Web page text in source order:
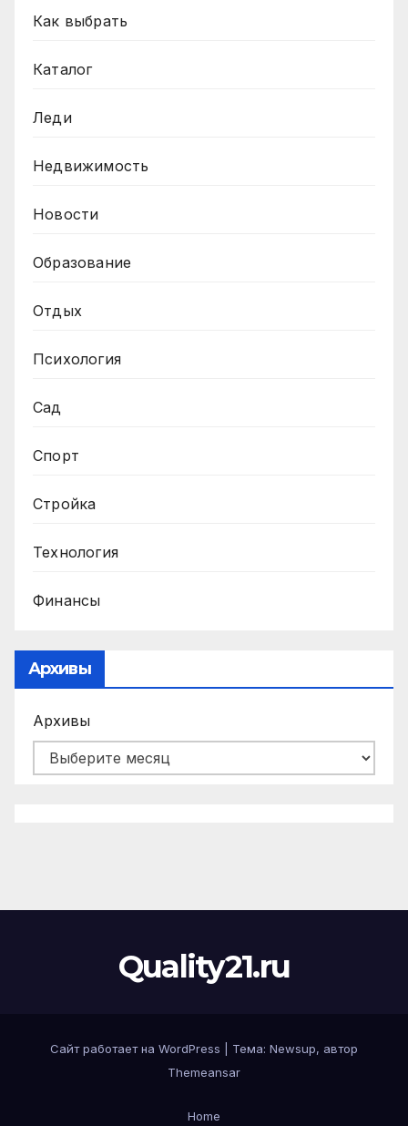
Как выбрать
Каталог
Леди
Недвижимость
Новости
Образование
Отдых
Психология
Сад
Спорт
Стройка
Технология
Финансы
Архивы
Архивы
Quality21.ru
Сайт работает на WordPress Тема: Newsup, автор
Themeansar
Home